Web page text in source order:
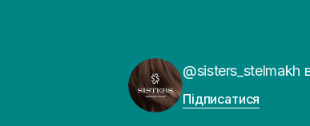
@sisters_stelmakh
Підписатися